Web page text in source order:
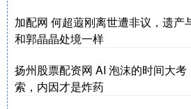
加配网 何超蕸刚离世遭非议，遗产
和郭晶晶处境一样
扬州股票配资网 AI 泡沫的时间大
索，内因才是炸药